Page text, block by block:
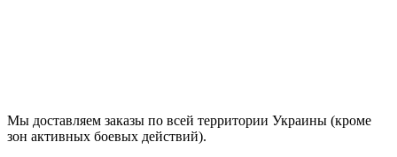
Мы доставляем заказы по всей территории Украины (кроме
зон активных боевых действий).